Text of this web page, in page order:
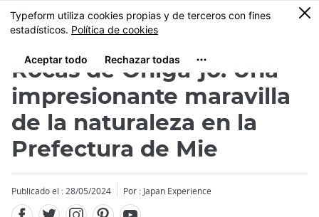
Tamaño
MENU
0
Rocas de Oniga-jo: Una
impresionante maravilla
de la naturaleza en la
Prefectura de Mie
Publicado el : 28/05/2024 Por : Japan Experience